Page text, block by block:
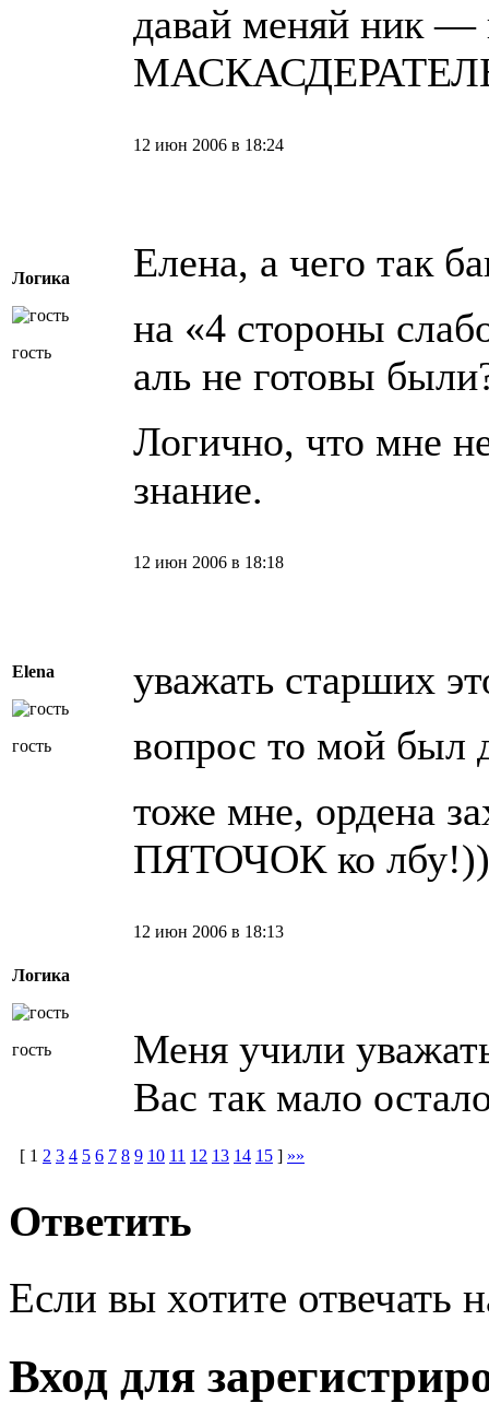
давай меняй ник —
Логика
гость
12 июн 2006 в 18:24
Елена, а чего так
на «4 стороны
аль не готовы
Логично, что мне
знание.
Elena
гость
12 июн 2006 в 18:18
уважать старших
вопрос то мой был
тоже мне, ордена
ПЯТОЧОК ко
Логика
гость
12 июн 2006 в 18:13
Меня учили
Вас так мало
[ 1 2 3 4 5 6 7 8 9 10 11 12 13 14 15 ] »»
Ответить
Если вы хотите отвечать
Вход для